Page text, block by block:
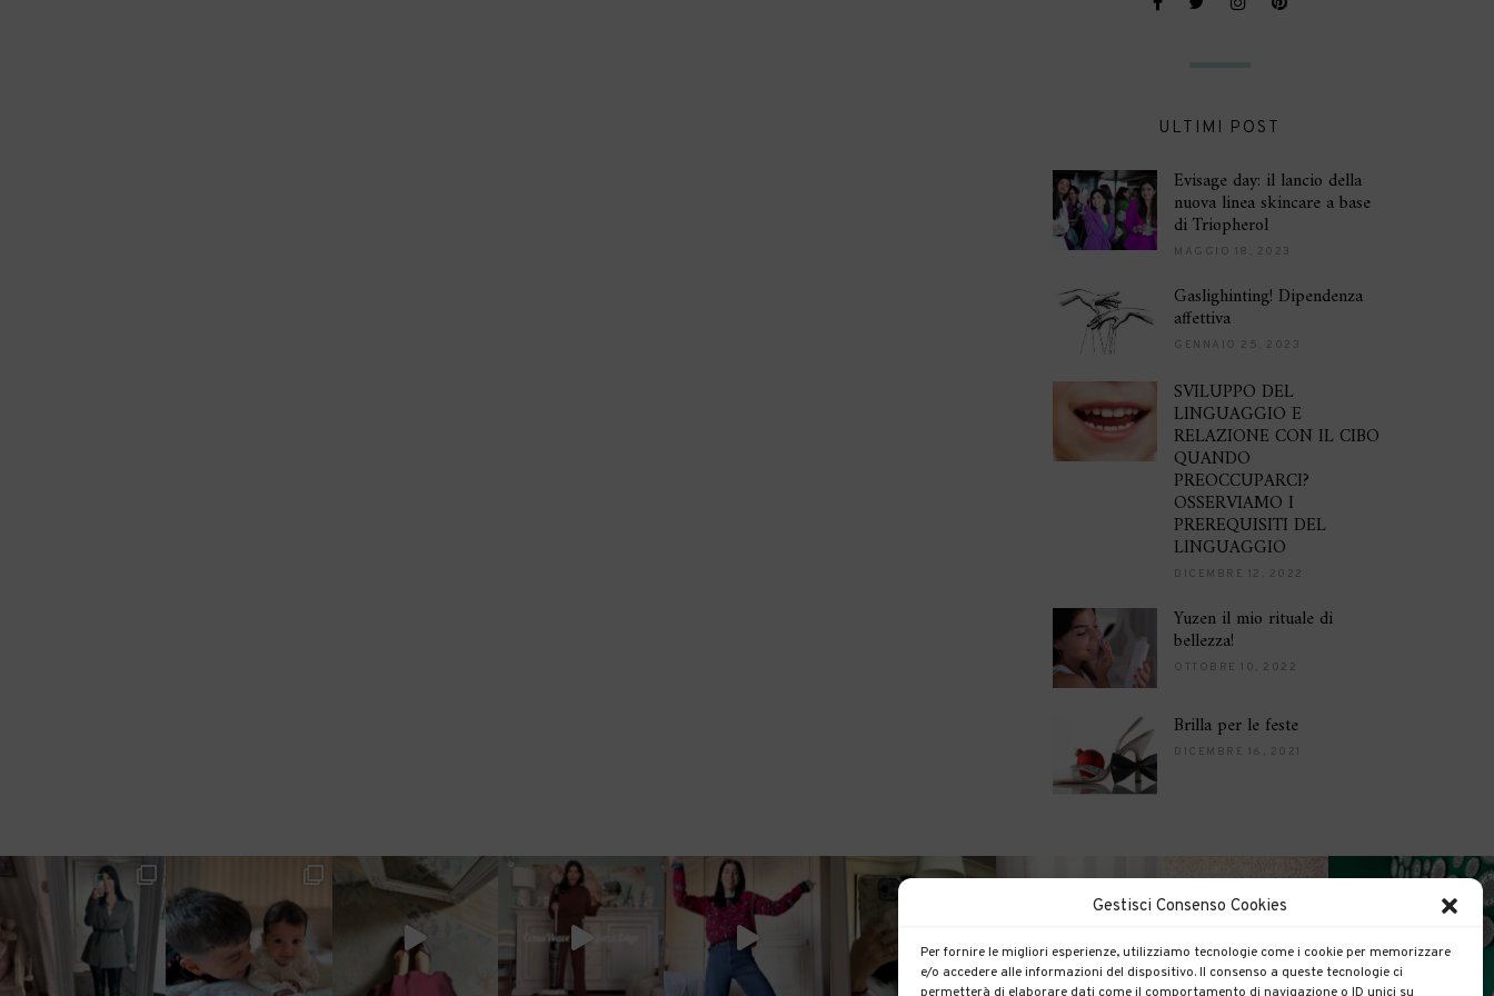
Gestisci Consenso Cookies
Per fornire le migliori esperienze, utilizziamo tecnologie come i cookie per memorizzare
e/o accedere alle informazioni del dispositivo. Il consenso a queste tecnologie ci
ULTIMI POST
Evisage day: il lancio della
nuova linea skincare a base
di Triopherol
MAGGIO 18, 2023
Gaslighinting! Dipendenza
affettiva
GENNAIO 25, 2023
SVILUPPO DEL
LINGUAGGIO E
RELAZIONE CON IL CIBO
QUANDO
PREOCCUPARCI?
OSSERVIAMO I
PREREQUISITI DEL
LINGUAGGIO
DICEMBRE 12, 2022
Yuzen il mio rituale di
bellezza!
OTTOBRE 10, 2022
Brilla per le feste
DICEMBRE 16, 2021